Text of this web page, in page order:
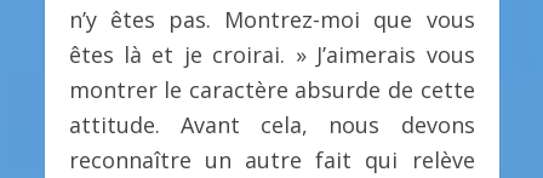
n’y êtes pas. Montrez-moi que vous
êtes là et je croirai. » J’aimerais vous
montrer le caractère absurde de cette
attitude. Avant cela, nous devons
reconnaître un autre fait qui relève